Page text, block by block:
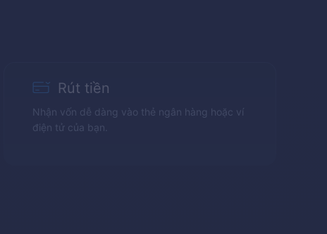
Rút tiền
Nhận vốn dễ dàng vào thẻ ngân hàng hoặc ví
điện tử của bạn.